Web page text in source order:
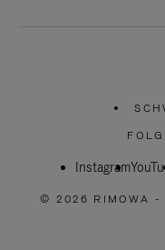
Instagram
© 2026 RIMOWA -